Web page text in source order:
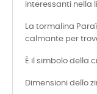
interessanti nella
La tormalina
calmante per
È il simbolo della
Dimensioni dello